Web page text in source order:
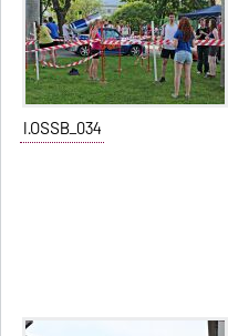
I.OSSB_034